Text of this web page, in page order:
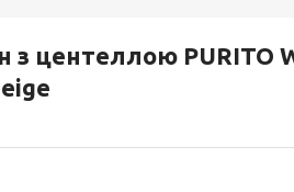
з центеллою PURITO